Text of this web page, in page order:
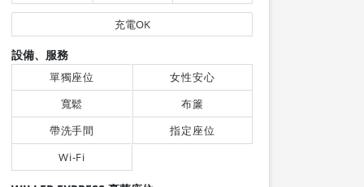
充電OK
設備、服務
單獨座位
女性安心
寬鬆
布簾
帶洗手間
指定座位
Wi-Fi